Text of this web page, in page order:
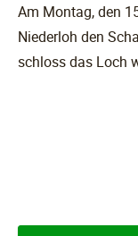
Am Montag, den
Niederloh den
schloss das Loch